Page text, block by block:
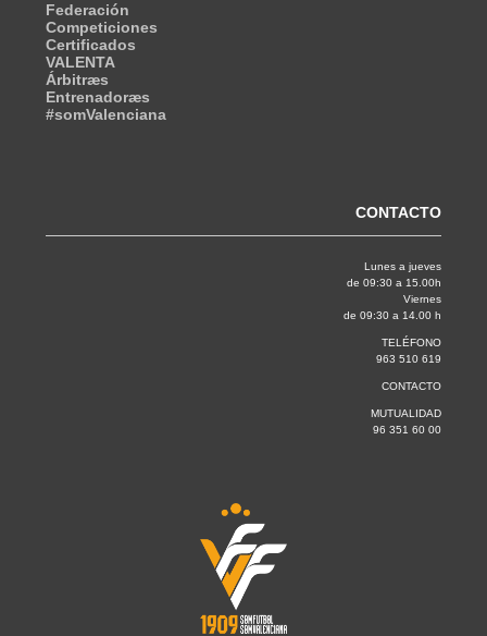
Federación
Competiciones
Certificados
VALENTA
Árbitræs
Entrenadoræs
#somValenciana
CONTACTO
Lunes a jueves
de 09:30 a 15.00h
Viernes
de 09:30 a 14.00 h
TELÉFONO
963 510 619
CONTACTO
MUTUALIDAD
96 351 60 00